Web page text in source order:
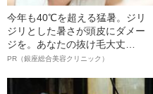
今年も40℃を超える猛暑。ジリ
ジリとした暑さが頭皮にダメー
ジを。あなたの抜け毛大丈
夫！？
PR（銀座総合美容クリニック）